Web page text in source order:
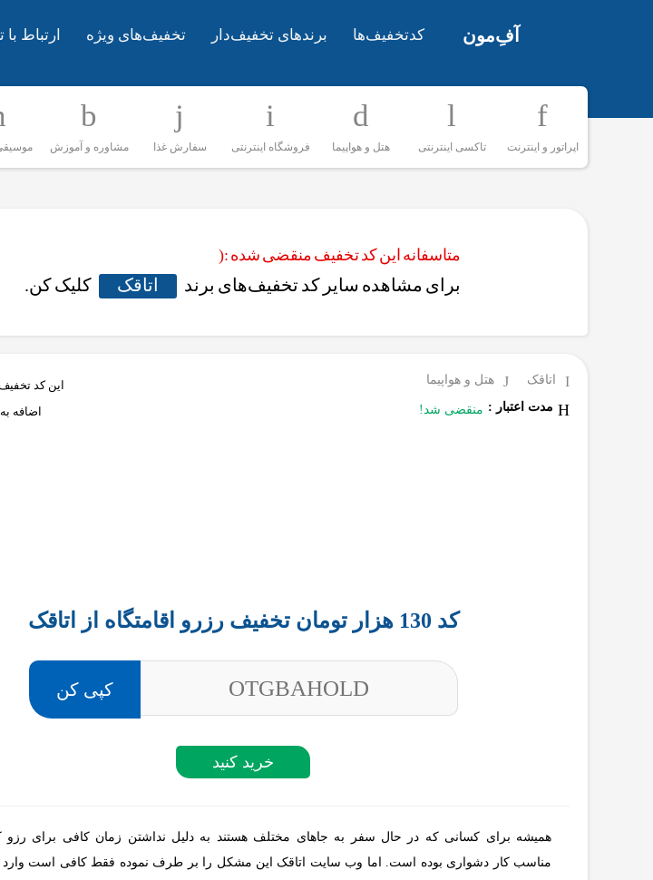
آفِ‌مون کدتخفیف‌ها برندهای تخفیف‌دار تخفیف‌های ویژه ارتباط
اپراتور و اینترنت تاکسی اینترنتی هتل و هواپیما فروشگاه اینترنتی سفارش غذا مشاوره و آموزش موسیقی
متاسفانه این کد تخفیف منقضی شده :(
برای مشاهده سایر کد تخفیف‌های برند اتاقک کلیک کن.
اتاقک
هتل و هواپیما
مدت اعتبار : منقضی شد!
این کد
اضافه
کد 130 هزار تومان تخفیف رزرو اقامتگاه از اتاقک
OTGBAHOLD کپی کن
خرید کنید
همیشه برای کسانی که در حال سفر به جاهای مختلف هستند به دلیل نداشتن زمان کافی برای رزو
مناسب کار دشواری بوده است. اما وب سایت اتاقک این مشکل را بر طرف نموده فقط کافی است وارد